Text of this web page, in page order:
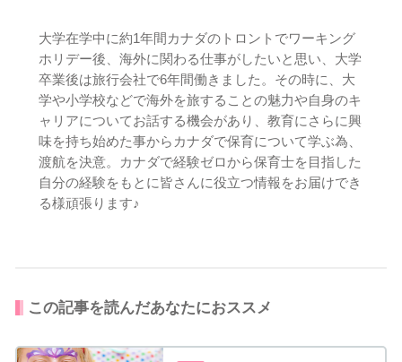
大学在学中に約1年間カナダのトロントでワーキング
ホリデー後、海外に関わる仕事がしたいと思い、大学
卒業後は旅行会社で6年間働きました。その時に、大
学や小学校などで海外を旅することの魅力や自身のキ
ャリアについてお話する機会があり、教育にさらに興
味を持ち始めた事からカナダで保育について学ぶ為、
渡航を決意。カナダで経験ゼロから保育士を目指した
自分の経験をもとに皆さんに役立つ情報をお届けでき
る様頑張ります♪
この記事を読んだあなたにおススメ